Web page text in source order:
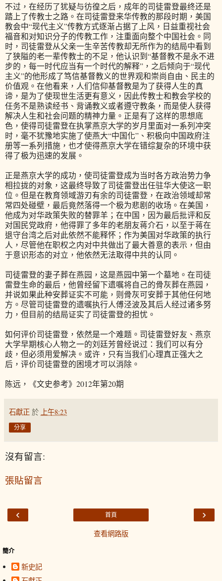
不过，在经历了犹疑与彷徨之后，成年的司徒雷登最终还是
踏上了传教士之路。在司徒雷登来华传教的那段时期，美国
教会中“现代主义”传教方式逐渐占据了上风，日益重视社会
福音和对知识分子的传教工作，注重面向整个中国社会。同
时，司徒雷登从父亲一生辛苦传教却无所作为的结局中看到
了狭隘的老一辈传教士的不足，他认识到“基督教不是永不进
步的，每一时代应当有一个时代的解释”，之后倾向于“现代
主义”的他形成了笃信基督教义的世界观和崇尚自由、民主的
价值观。在他看来，人们信仰基督教是为了获得人生的真
谛，是为了使现世生活更有意义，因此传教士和教会学校的
任务不是熟读经书、背诵教义或者遵守教条，而是使人获得
解决人生和社会问题的精神力量。正是有了这样的思想底
色，使得司徒雷登在执掌燕京大学的岁月里面对一系列冲突
时，毫不犹豫地实施了使燕大“中国化”、积极向中国政府注
册等一系列措施，也才使得燕京大学在错综复杂的环境中获
得了极为迅速的发展。
正是燕京大学的成功，使司徒雷登成为当时各方政治势力争
相拉拢的对象，这最终导致了司徒雷登出任驻华大使这一职
位。但是在教育领域游刃有余的司徒雷登，在政治领域却常
常四处碰壁，最后竟然落得一个极为悲剧的收场。在美国，
他成为对华政策失败的替罪羊；在中国，因为最后批评和反
对国民党政府，他得罪了多年的老朋友蒋介石，以至于蒋在
退守台湾之后对此依然不能释怀；作为美国对华政策的执行
人，尽管他在职权之内对中共做出了最大善意的表示，但由
于意识形态的对立，他依然无法取得中共的认同。
司徒雷登的妻子葬在燕园，这是燕园中第一个墓地。在司徒
雷登生命的最后，他曾经留下遗嘱将自己的骨灰葬在燕园，
并说如果此种安葬证实不可能，则骨灰可安葬于其他任何地
方。尽管司徒雷登的遗嘱执行人傅泾波及其后人经过诸多努
力，但目前的结局证实了司徒雷登的担忧。
如何评价司徒雷登，依然是一个难题。司徒雷登好友、燕京
大学早期核心人物之一的刘廷芳曾经说过：我们可以有分
歧，但必须用爱解决。或许，只有当我们心理真正强大之
后，评价司徒雷登的困境才可以消除。
陈远，《文史参考》2012年第20期
石獻正 於 上午8:23
分享
沒有留言:
張貼留言
‹ ›
首頁
查看網路版
簡介
新史記